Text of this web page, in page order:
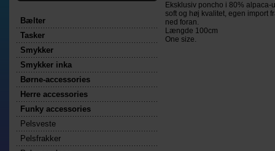
Bælter
Tasker
Smykker
Smykker inka
Børne-accessories
Herre accessories
Funky accessories
Pelsveste
Pelsfrakker
Eksklusiv poncho i 80%
soft og høj kvalitet, egen import
ned foran.
Længde 100cm
One size.